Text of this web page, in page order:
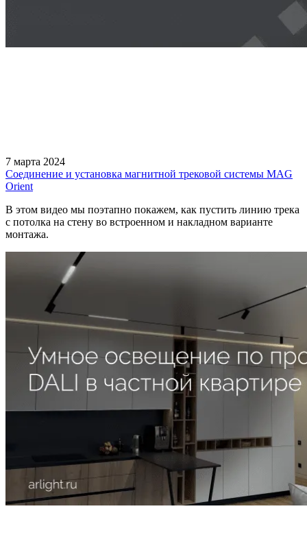
7 марта 2024
Соединение и установка магнитной трековой системы MAG
Orient
В этом видео мы поэтапно покажем, как пустить линию трека
с потолка на стену во встроенном и накладном варианте
монтажа.